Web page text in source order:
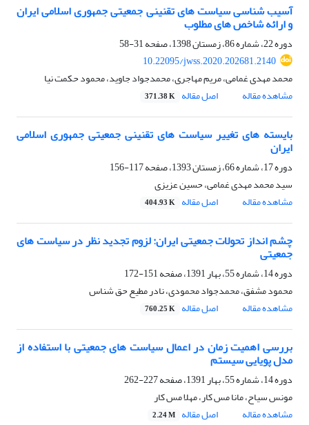
آسیب شناسی سیاست های تقنینی جمعیتی جمهوری اسلامی ایران
و ارائه شاخص های مطلوب
دوره 22، شماره 86، زمستان 1398، صفحه
31-58
10.22095/jwss.2020.202681.2140
محمد مهدی غمامی، مریم مهاجری، محمدجواد جاوید، محمود حکمت نیا
مشاهده مقاله
اصل مقاله 371.38 K
بایسته های تغییر سیاست های تقنینی جمعیتی جمهوری اسلامی
ایران
دوره 17، شماره 66، زمستان 1393، صفحه
117-156
سید محمد مهدی غمامی، حسین عزیزی
مشاهده مقاله
اصل مقاله 404.93 K
چشم انداز تحولات جمعیتی ایران: لزوم تجدید نظر در سیاست های
جمعیتی
دوره 14، شماره 55، بهار 1391، صفحه
151-172
محمود مشفق، محمدجواد محمودی، نادر مطیع حق شناس
مشاهده مقاله
اصل مقاله 760.25 K
بررسی اهمیت زمان در اعمال سیاست های جمعیتی با استفاده از
مدل پویایی سیستم
دوره 14، شماره 55، بهار 1391، صفحه
227-262
مونس سیاح، مانا مس کار، مهلا مس کار
مشاهده مقاله
اصل مقاله 2.24 M